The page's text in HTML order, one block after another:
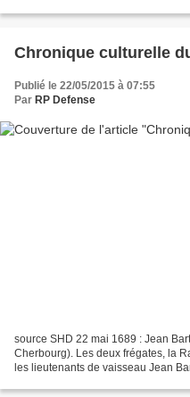
Chronique culturelle
Publié le 22/05/2015 à 07:55
Par RP Defense
source SHD 22 mai 1689 : Jean
Cherbourg). Les deux frégates, la
les lieutenants de vaisseau Jean